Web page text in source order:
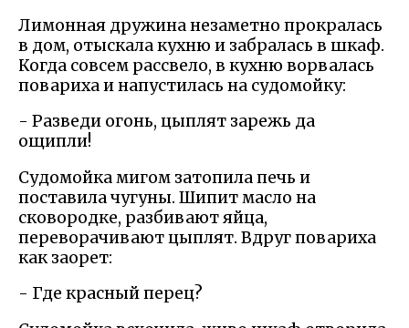
Лимонная дружина незаметно прокралась
в дом, отыскала кухню и забралась в шкаф.
Когда совсем рассвело, в кухню ворвалась
повариха и напустилась на судомойку:
- Разведи огонь, цыплят зарежь да
ощипли!
Судомойка мигом затопила печь и
поставила чугуны. Шипит масло на
сковородке, разбивают яйца,
переворачивают цыплят. Вдруг повариха
как заорет:
- Где красный перец?